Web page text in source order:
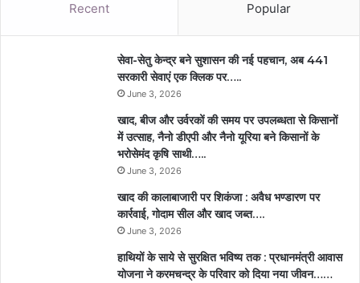
Recent Popular
सेवा-सेतु केन्द्र बने सुशासन की नई पहचान, अब 441
सरकारी सेवाएं एक क्लिक पर…..
June 3, 2026
खाद, बीज और उर्वरकों की समय पर उपलब्धता से किसानों
में उत्साह, नैनो डीएपी और नैनो यूरिया बने किसानों के
भरोसेमंद कृषि साथी…..
June 3, 2026
खाद की कालाबाजारी पर शिकंजा : अवैध भण्डारण पर
कार्रवाई, गोदाम सील और खाद जब्त….
June 3, 2026
हाथियों के साये से सुरक्षित भविष्य तक : प्रधानमंत्री आवास
योजना ने करमचन्द्र के परिवार को दिया नया जीवन……